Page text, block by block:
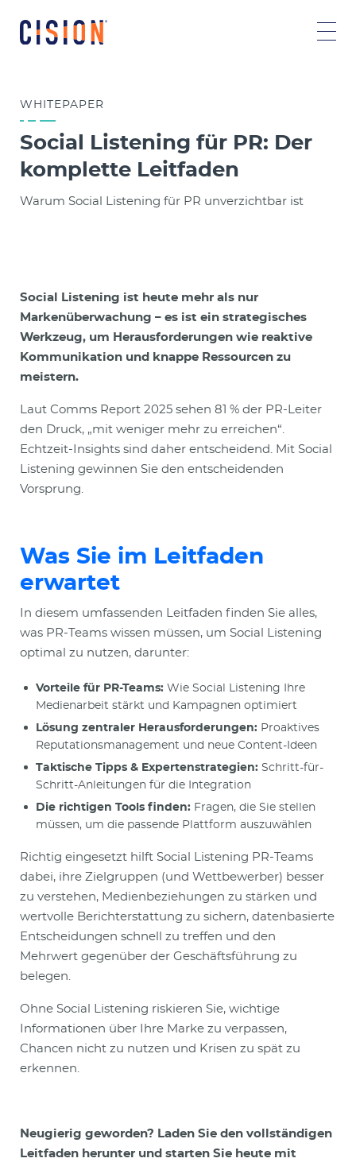
WHITEPAPER
Social Listening für PR: Der
komplette Leitfaden
Warum Social Listening für PR unverzichtbar ist
Social Listening ist heute mehr als nur
Markenüberwachung – es ist ein strategisches
Werkzeug, um Herausforderungen wie reaktive
Kommunikation und knappe Ressourcen zu
meistern.
Laut Comms Report 2025 sehen 81 % der PR-Leiter
den Druck, „mit weniger mehr zu erreichen“.
Echtzeit-Insights sind daher entscheidend. Mit Social
Listening gewinnen Sie den entscheidenden
Vorsprung.
Was Sie im Leitfaden
erwartet
In diesem umfassenden Leitfaden finden Sie alles,
was PR-Teams wissen müssen, um Social Listening
optimal zu nutzen, darunter:
Vorteile für PR-Teams: Wie Social Listening Ihre
Medienarbeit stärkt und Kampagnen optimiert
Lösung zentraler Herausforderungen: Proaktives
Reputationsmanagement und neue Content-Ideen
Taktische Tipps & Expertenstrategien: Schritt-für-
Schritt-Anleitungen für die Integration
Die richtigen Tools finden: Fragen, die Sie stellen
müssen, um die passende Plattform auszuwählen
Richtig eingesetzt hilft Social Listening PR-Teams
dabei, ihre Zielgruppen (und Wettbewerber) besser
zu verstehen, Medienbeziehungen zu stärken und
wertvolle Berichterstattung zu sichern, datenbasierte
Entscheidungen schnell zu treffen und den
Mehrwert gegenüber der Geschäftsführung zu
belegen.
Ohne Social Listening riskieren Sie, wichtige
Informationen über Ihre Marke zu verpassen,
Chancen nicht zu nutzen und Krisen zu spät zu
erkennen.
Neugierig geworden? Laden Sie den vollständigen
Leitfaden herunter und starten Sie heute mit